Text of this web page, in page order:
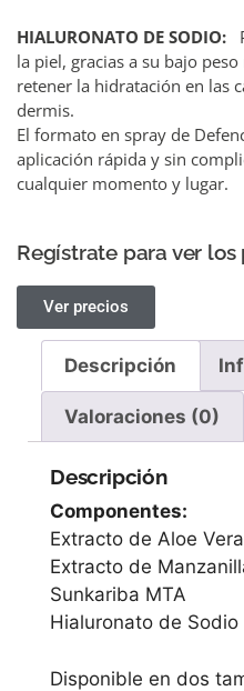
HIALURONATO DE SODIO:
la piel, gracias a su bajo
retener la hidratación en las
dermis.
El formato en spray de
aplicación rápida y sin
cualquier momento y lugar.
Regístrate para ver los
Ver precios
Descripción
Valoraciones (0)
Descripción
Componentes:
Extracto de Aloe Vera
Extracto de
Sunkariba MTA
Hialuronato de Sodio
Disponible en dos